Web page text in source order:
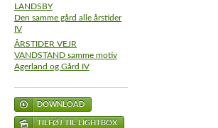
LANDSBY
Den samme gård alle årstider
IV
ÅRSTIDER VEJR
VANDSTAND samme motiv
Agerland og Gård IV
DOWNLOAD
TILFØJ TIL LIGHTBOX